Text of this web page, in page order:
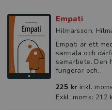
Empati
Hilmarsson,
Empati är ett
samtala och
samarbete. Den
fungerar och...
225 kr inkl. moms
Exkl. moms: 212